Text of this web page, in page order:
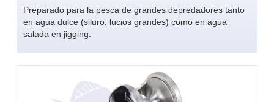
Preparado para la pesca de grandes depredadores tanto
en agua dulce (siluro, lucios grandes) como en agua
salada en jigging.